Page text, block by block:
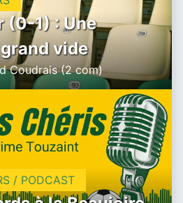
(0-1) : Une
vide
Coudrais (2 com)
/ PODCAST